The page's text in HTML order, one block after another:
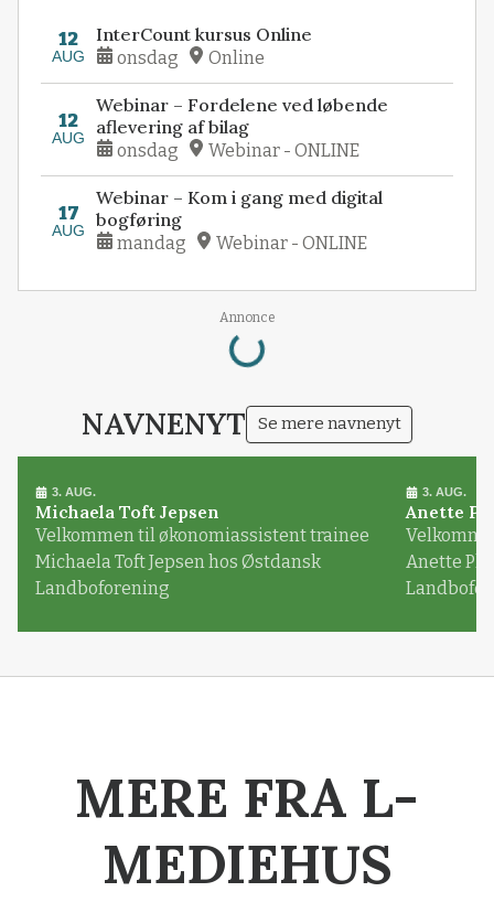
12
AUG
InterCount kursus Online
onsdag Online
12
AUG
Webinar – Fordelene ved løbende
aflevering af bilag
onsdag Webinar - ONLINE
17
AUG
Webinar – Kom i gang med digital
bogføring
mandag Webinar - ONLINE
Annonce
Loading...
NAVNENYT Se mere navnenyt
3. AUG.
Michaela Toft Jepsen
Velkommen til økonomiassistent trainee
Michaela Toft Jepsen hos Østdansk
Landboforening
3. AUG.
Anette
Anette
MERE FRA L-
MEDIEHUS